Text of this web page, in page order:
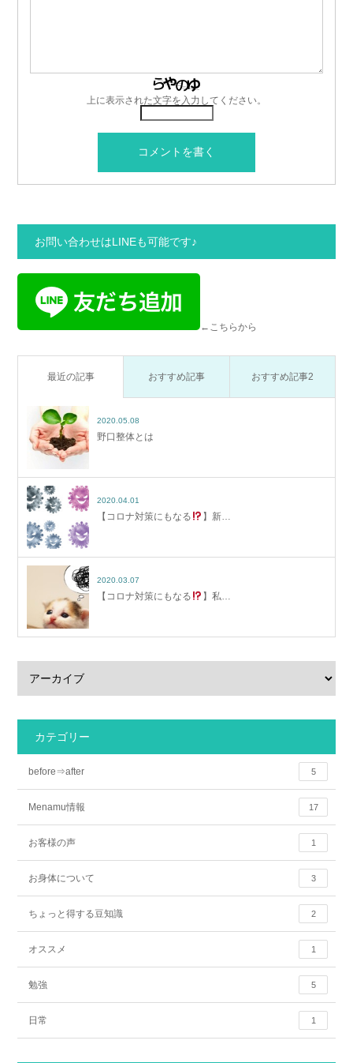
上に表示された文字を入力してください。
お問い合わせはLINEも可能です♪
←こちらから
最近の記事 おすすめ記事 おすすめ記事2
2020.05.08
野口整体とは
2020.04.01
【コロナ対策にもなる 】新…
2020.03.07
【コロナ対策にもなる 】私…
カテゴリー
before⇒after 5
Menamu情報 17
お客様の声 1
お身体について 3
ちょっと得する豆知識 2
オススメ 1
勉強 5
日常 1